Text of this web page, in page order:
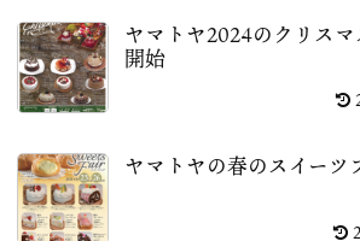
ヤマトヤ2024のクリス
開始
ヤマトヤの春のスイーツ